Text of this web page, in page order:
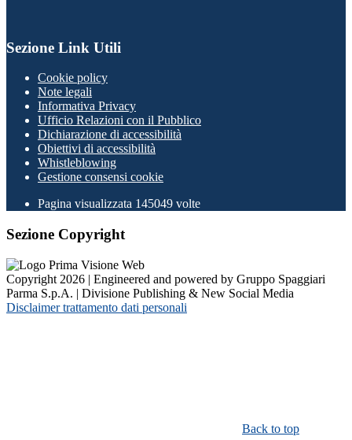
Sezione Link Utili
Cookie policy
Note legali
Informativa Privacy
Ufficio Relazioni con il Pubblico
Dichiarazione di accessibilità
Obiettivi di accessibilità
Whistleblowing
Gestione consensi cookie
Pagina visualizzata 145049 volte
Sezione Copyright
Copyright 2026 | Engineered and powered by Gruppo Spaggiari
Parma S.p.A. | Divisione Publishing & New Social Media
Disclaimer trattamento dati personali
Back to top